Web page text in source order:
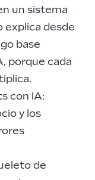
un sistema
explica desde
base
, porque cada
con IA:
y los
de